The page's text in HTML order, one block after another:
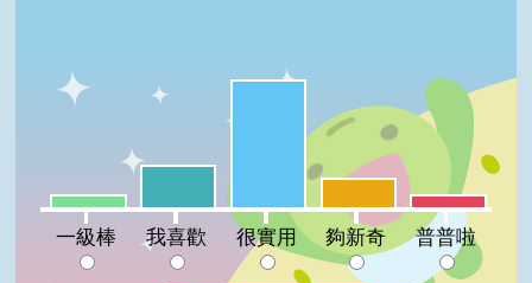
一級棒:6%
我喜歡:19%
夠新奇:13%
普普啦:6%
一級棒
我喜歡 很實用 夠新奇 普普啦